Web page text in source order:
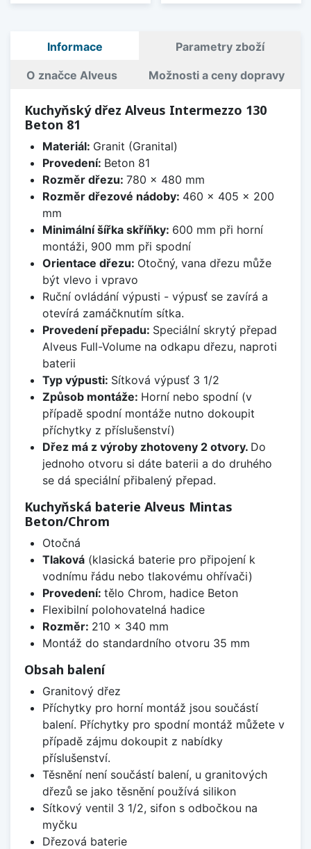
Informace Parametry zboží
O značce Alveus Možnosti a ceny dopravy
Kuchyňský dřez Alveus Intermezzo 130
Beton 81
Materiál: Granit (Granital)
Provedení: Beton 81
Rozměr dřezu: 780 x 480 mm
Rozměr dřezové nádoby: 460 x 405 x 200
mm
Minimální šířka skříňky: 600 mm při horní
montáži, 900 mm při spodní
Orientace dřezu: Otočný, vana dřezu může
být vlevo i vpravo
Ruční ovládání výpusti - výpusť se zavírá a
otevírá zamáčknutím sítka.
Provedení přepadu: Speciální skrytý přepad
Alveus Full-Volume na odkapu dřezu, naproti
baterii
Typ výpusti: Sítková výpusť 3 1/2
Způsob montáže: Horní nebo spodní (v
případě spodní montáže nutno dokoupit
příchytky z příslušenství)
Dřez má z výroby zhotoveny 2 otvory. Do
jednoho otvoru si dáte baterii a do druhého
se dá speciální přibalený přepad.
Kuchyňská baterie Alveus Mintas
Beton/Chrom
Otočná
Tlaková(klasická baterie pro připojení k
vodnímu řádu nebo tlakovému ohřívači)
Provedení: tělo Chrom, hadice Beton
Flexibilní polohovatelná hadice
Rozměr: 210 x 340 mm
Montáž do standardního otvoru 35 mm
Obsah balení
Granitový dřez
Příchytky pro horní montáž jsou součástí
balení. Příchytky pro spodní montáž můžete v
případě zájmu dokoupit z nabídky
příslušenství.
Těsnění není součástí balení, u granitových
dřezů se jako těsnění používá silikon
Sítkový ventil 3 1/2, sifon s odbočkou na
myčku
Dřezová baterie